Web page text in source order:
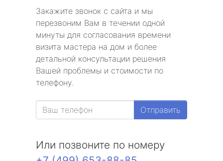
Закажите звонок с сайта и мы
перезвоним Вам в течении одной
минуты для согласования времени
визита мастера на дом и более
детальной консультации решения
Вашей проблемы и стоимости по
телефону.
Отправить
Или позвоните по номеру